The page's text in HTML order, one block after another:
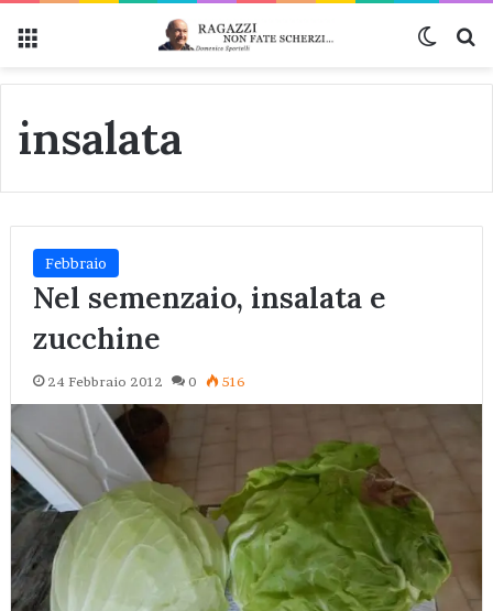
insalata
Febbraio
Nel semenzaio, insalata e
zucchine
24 Febbraio 2012 0 516